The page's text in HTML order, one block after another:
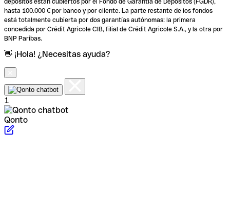
depósitos están cubiertos por el Fondo de Garantía de Depósitos (FGDR),
hasta 100.000 € por banco y por cliente. La parte restante de los fondos
está totalmente cubierta por dos garantías autónomas: la primera
concedida por Crédit Agricole CIB, filial de Crédit Agricole S.A., y la otra por
BNP Paribas.
👋 ¡Hola! ¿Necesitas ayuda?
1
Qonto